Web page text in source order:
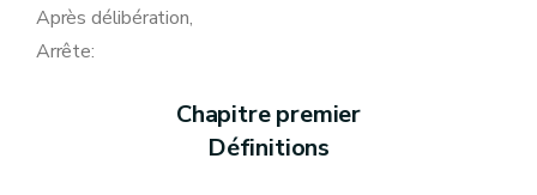
Après délibération,
Arrête:
Chapitre premier
Définitions